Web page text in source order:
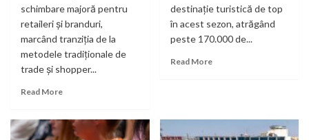
schimbare majoră pentru
retaileri și branduri,
marcând tranziția de la
metodele tradiționale de
trade și shopper...
Read More
destinație turistică de top
în acest sezon, atrăgând
peste 170.000 de...
Read More